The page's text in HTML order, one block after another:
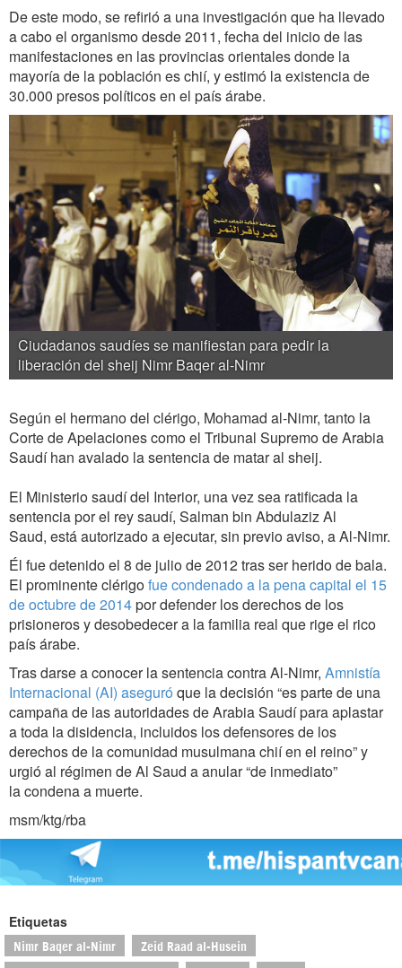
De este modo, se refirió a una investigación que ha llevado
a cabo el organismo desde 2011, fecha del inicio de las
manifestaciones en las provincias orientales donde la
mayoría de la población es chií, y estimó la existencia de
30.000 presos políticos en el país árabe.
Ciudadanos saudíes se manifiestan para pedir la
liberación del sheij Nimr Baqer al-Nimr
Según el hermano del clérigo, Mohamad al-Nimr, tanto la
Corte de Apelaciones como el Tribunal Supremo de Arabia
Saudí han avalado la sentencia de matar al sheij.
El Ministerio saudí del Interior, una vez sea ratificada la
sentencia por el rey saudí, Salman bin Abdulaziz Al
Saud, está autorizado a ejecutar, sin previo aviso, a Al-Nimr.
Él fue detenido el 8 de julio de 2012 tras ser herido de bala.
El prominente clérigofue condenado a la pena capital el 15
de octubre de 2014por defender los derechos de los
prisioneros y desobedecer a la familia real que rige el rico
país árabe.
Tras darse a conocer la sentencia contra Al-Nimr, Amnistía
Internacional (AI) aseguró que la decisión “es parte de una
campaña de las autoridades de Arabia Saudí para aplastar
a toda la disidencia, incluidos los defensores de los
derechos de la comunidad musulmana chií en el reino” y
urgió al régimen de Al Saud a anular “de inmediato”
la condena a muerte.
msm/ktg/rba
Etiquetas
Nimr Baqer al-Nimr Zeid Raad al-Husein